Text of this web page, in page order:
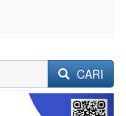
CARI
Next